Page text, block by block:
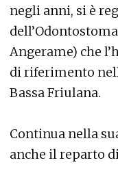
negli anni, si è
Angerame) che
di riferimento
Bassa Friulana.
Continua nella
anche il reparto